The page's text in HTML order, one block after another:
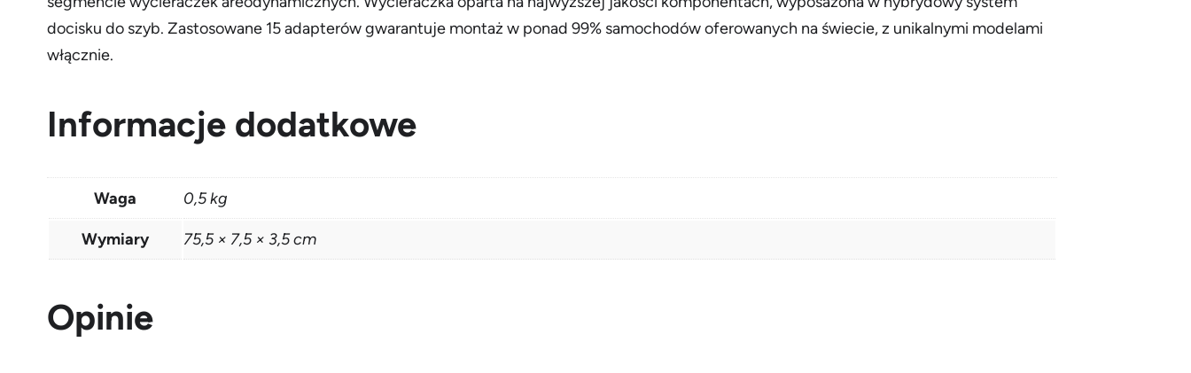
ó
1
docisku do szyb. Zastosowane 15 adapterów gwarantuje montaż w ponad 99% samochodów oferowanych na świecie, z unikalnymi modelami
włącznie.
Informacje dodatkowe
Waga 0,5 kg
Wymiary 75,5 × 7,5 × 3,5 cm
Opinie